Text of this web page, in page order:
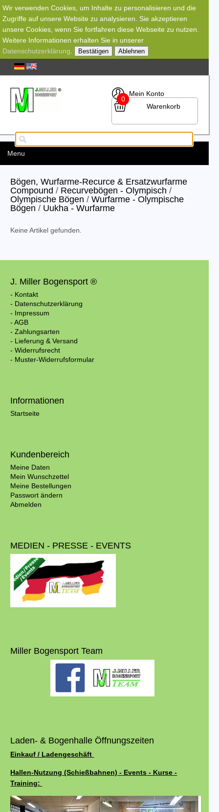
Wir verwenden Cookies, um Inhalte zu personalisieren und die
Zugriffe auf unsere Website zu analysieren. Sie akzeptieren
unsere Cookies, wenn Sie fortfahren diese Webseite zu nutzen.
Weitere Informationen erhalten Sie in unserer
Datenschutzerklärung
Bestätigen Ablehnen
Mein Konto
0
Warenkorb
Menu
Bögen, Wurfarme-Recurce & Ersatzwurfarme
Compound / Recurvebögen - Olympisch /
Olympische Bögen /Wurfarme - Olympische
Bögen / Uukha - Wurfarme
Keine Artikel gefunden.
J. Miller Bogensport ®
- Kontakt
- Datenschutzerklärung
- Impressum
- AGB
- Zahlungsarten
- Lieferung & Versand
- Widerrufsrecht
- Muster-Widerrufsformular
Informationen
Startseite
Kundenbereich
Meine Daten
Mein Wunschzettel
Meine Bestellungen
Passwort ändern
Abmelden
MEDIEN - PRESSE - EVENTS
Miller Bogensport Team
Laden- & Bogenhalle Öffnungszeiten
Einkauf / Ladengeschäft
Hallen-Nutzung (Schießbahnen) - Events - Kurse -
Training: